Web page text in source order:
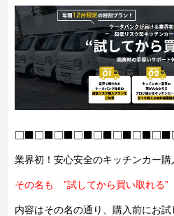
業界初！安心安全のキッチンカー購
その名も ”試してから買い取れる”
内容はその名の通り、購入前にお試